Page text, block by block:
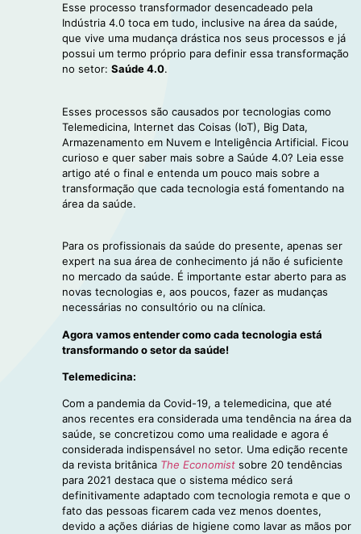
Esse processo transformador desencadeado pela
Indústria 4.0 toca em tudo, inclusive na área da saúde,
que vive uma mudança drástica nos seus processos e já
possui um termo próprio para definir essa transformação
no setor:Saúde 4.0.
Esses processos são causados por tecnologias como
Telemedicina, Internet das Coisas (IoT), Big Data,
Armazenamento em Nuvem e Inteligência Artificial. Ficou
curioso e quer saber mais sobre a Saúde 4.0? Leia esse
artigo até o final e entenda um pouco mais sobre a
transformação que cada tecnologia está fomentando na
área da saúde.
Para os profissionais da saúde do presente, apenas ser
expert na sua área de conhecimento já não é suficiente
no mercado da saúde. É importante estar aberto para as
novas tecnologias e, aos poucos, fazer as mudanças
necessárias no consultório ou na clínica.
Agora vamos entender como cada tecnologia está
transformando o setor da saúde!
Telemedicina:
Com a pandemia da Covid-19, a telemedicina, que até
anos recentes era considerada uma tendência na área da
saúde, se concretizou como uma realidade e agora é
considerada indispensável no setor. Uma edição recente
da revista britânica The Economist sobre 20 tendências
para 2021 destaca que o sistema médico será
definitivamente adaptado com tecnologia remota e que o
fato das pessoas ficarem cada vez menos doentes,
devido a ações diárias de higiene como lavar as mãos por